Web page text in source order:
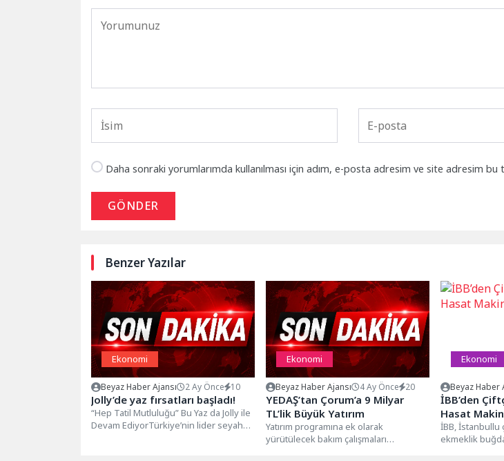
Daha sonraki yorumlarımda kullanılması için adım, e-posta adresim ve site adresim bu
GÖNDER
Benzer Yazılar
Ekonomi
Beyaz Haber Ajansı 2 Ay Önce 10
Jolly’de yaz fırsatları başladı!
“Hep Tatil Mutluluğu” Bu Yaz da Jolly ile
Devam EdiyorTürkiye’nin lider seyahat
Ekonomi
Beyaz Haber Ajansı 4 Ay Önce 20
YEDAŞ’tan Çorum’a 9 Milyar
TL’lik Büyük Yatırım
Yatırım programına ek olarak
yürütülecek bakım çalışmaları
Ekonomi
Beyaz Haber
İBB’den
Hasat
İBB, İstanbullu
ekmeklik